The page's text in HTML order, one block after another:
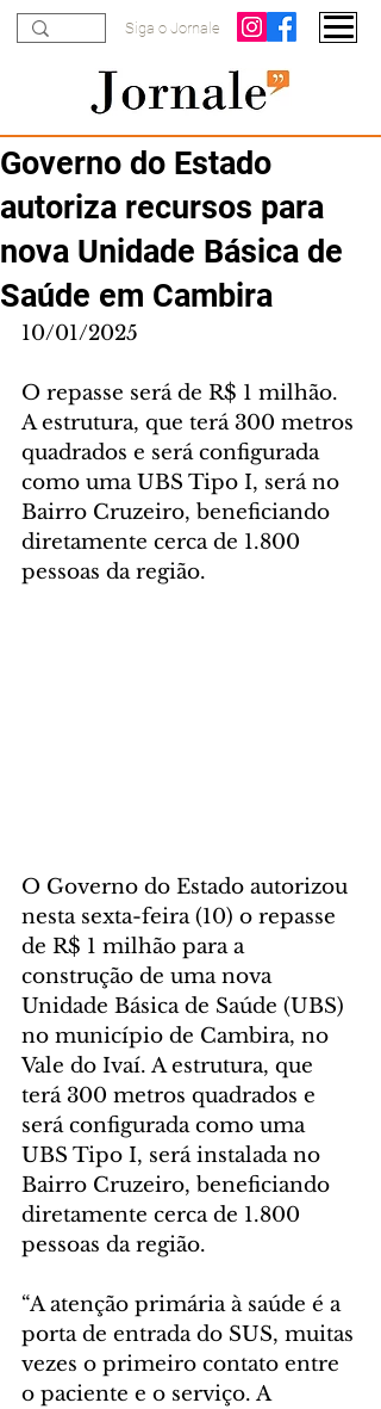
Siga o Jornale
Governo do Estado
autoriza recursos para
nova Unidade Básica de
Saúde em Cambira
10/01/2025
O repasse será de R$ 1 milhão.
A estrutura, que terá 300 metros
quadrados e será configurada
como uma UBS Tipo I, será no
Bairro Cruzeiro, beneficiando
diretamente cerca de 1.800
pessoas da região.
O Governo do Estado autorizou
nesta sexta-feira (10) o repasse
de R$ 1 milhão para a
construção de uma nova
Unidade Básica de Saúde (UBS)
no município de Cambira, no
Vale do Ivaí. A estrutura, que
terá 300 metros quadrados e
será configurada como uma
UBS Tipo I, será instalada no
Bairro Cruzeiro, beneficiando
diretamente cerca de 1.800
pessoas da região.
“A atenção primária à saúde é a
porta de entrada do SUS, muitas
vezes o primeiro contato entre
o paciente e o serviço. A